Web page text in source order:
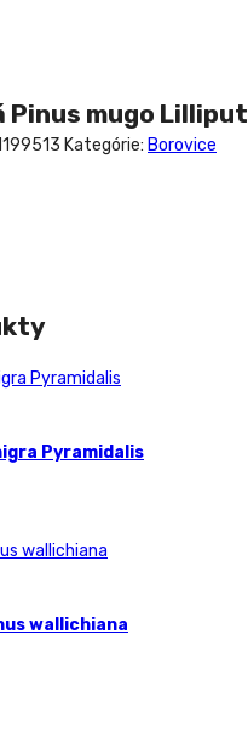
mugo Lilliput
Kategórie: Borovice
Pyramidalis
wallichiana